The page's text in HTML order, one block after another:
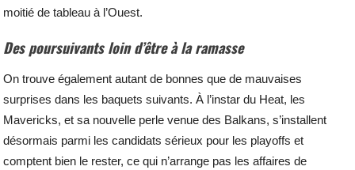
moitié de tableau à l’Ouest.
Des poursuivants loin d’être à la ramasse
On trouve également autant de bonnes que de mauvaises
surprises dans les baquets suivants. À l’instar du Heat, les
Mavericks, et sa nouvelle perle venue des Balkans, s’installent
désormais parmi les candidats sérieux pour les playoffs et
comptent bien le rester, ce qui n’arrange pas les affaires de